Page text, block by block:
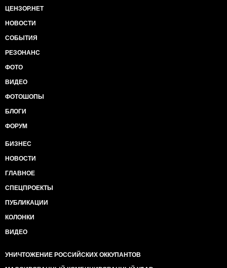
ЦЕНЗОР.НЕТ
НОВОСТИ
СОБЫТИЯ
РЕЗОНАНС
ФОТО
ВИДЕО
ФОТОШОПЫ
БЛОГИ
ФОРУМ
БИЗНЕС
НОВОСТИ
ГЛАВНОЕ
СПЕЦПРОЕКТЫ
ПУБЛИКАЦИИ
КОЛОНКИ
ВИДЕО
УНИЧТОЖЕНИЕ РОССИЙСКИХ ОККУПАНТОВ